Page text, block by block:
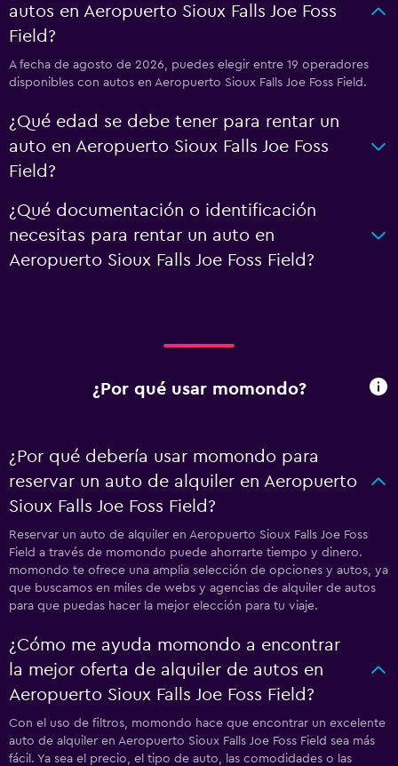
autos en Aeropuerto Sioux Falls Joe Foss
Field?
A fecha de agosto de 2026, puedes elegir entre 19 operadores
disponibles con autos en Aeropuerto Sioux Falls Joe Foss Field.
¿Qué edad se debe tener para rentar un
auto en Aeropuerto Sioux Falls Joe Foss
Field?
¿Qué documentación o identificación
necesitas para rentar un auto en
Aeropuerto Sioux Falls Joe Foss Field?
¿Por qué usar momondo?
¿Por qué debería usar momondo para
reservar un auto de alquiler en Aeropuerto
Sioux Falls Joe Foss Field?
Reservar un auto de alquiler en Aeropuerto Sioux Falls Joe Foss
Field a través de momondo puede ahorrarte tiempo y dinero.
momondo te ofrece una amplia selección de opciones y autos, ya
que buscamos en miles de webs y agencias de alquiler de autos
para que puedas hacer la mejor elección para tu viaje.
¿Cómo me ayuda momondo a encontrar
la mejor oferta de alquiler de autos en
Aeropuerto Sioux Falls Joe Foss Field?
Con el uso de filtros, momondo hace que encontrar un excelente
auto de alquiler en Aeropuerto Sioux Falls Joe Foss Field sea más
fácil. Ya sea el precio, el tipo de auto, las comodidades o las